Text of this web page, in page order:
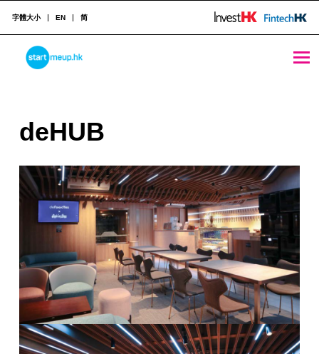
STARTMEUPHK
STARTMEUPHK FESTIVAL IS THE LEADING STARTUP AND INNOVATION CONFERENCE EVENT IN HONG KONG
字體大小 EN 简
d
e
H
U
deHUB